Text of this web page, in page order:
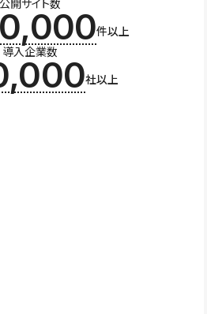
公開サイト数
件以上
導入企業数
社以上